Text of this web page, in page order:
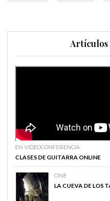
Artículos
EN VIDEOCONFERENCIA
CLASES DE GUITARRA ONLINE
CINE
LA CUEVA DE LOS